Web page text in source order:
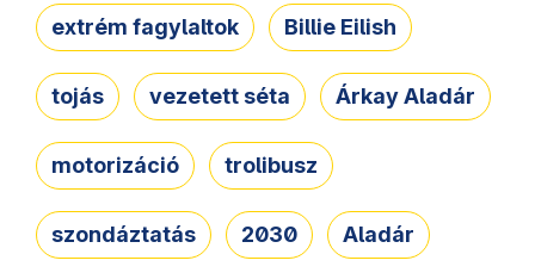
extrém fagylaltok Billie Eilish
tojás vezetett séta Árkay Aladár
motorizáció trolibusz
szondáztatás 2030 Aladár